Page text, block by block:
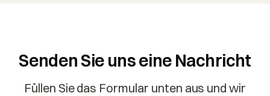
Senden Sie uns eine Nachricht
Füllen Sie das Formular unten aus und wir